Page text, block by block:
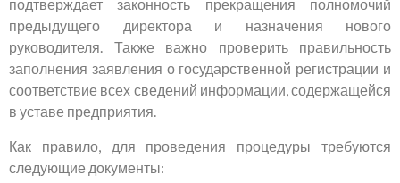
подтверждает законность прекращения полномочий
предыдущего директора и назначения нового
руководителя. Также важно проверить правильность
заполнения заявления о государственной регистрации и
соответствие всех сведений информации, содержащейся
в уставе предприятия.
Как правило, для проведения процедуры требуются
следующие документы: